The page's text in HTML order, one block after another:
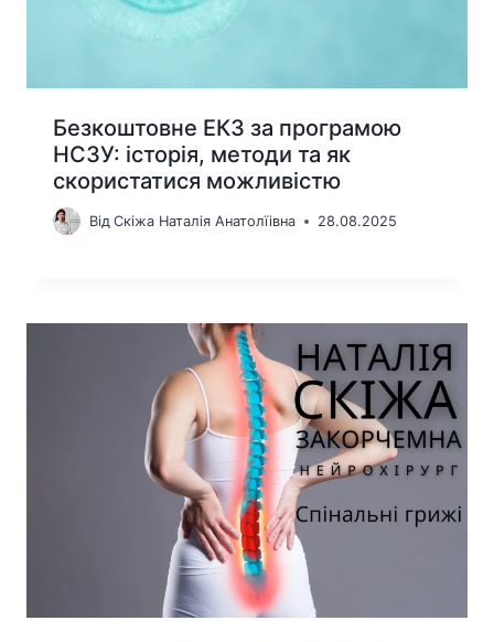
Безкоштовне ЕКЗ за програмою
НСЗУ: історія, методи та як
скористатися можливістю
Від Скіжа Наталія Анатолїівна 28.08.2025